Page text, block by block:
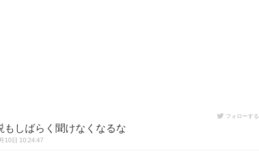
フォローする
しばらく聞けなくなるな
10日 10:24:47